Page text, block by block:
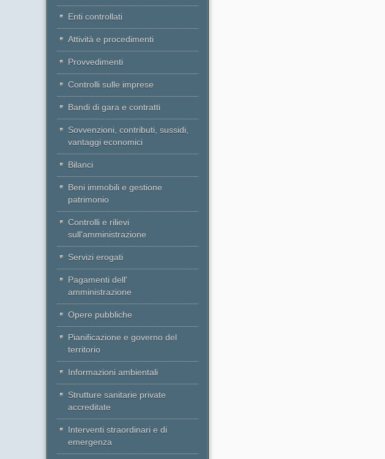
Enti controllati
Attività e procedimenti
Provvedimenti
Controlli sulle imprese
Bandi di gara e contratti
Sovvenzioni, contributi, sussidi,
vantaggi economici
Bilanci
Beni immobili e gestione
patrimonio
Controlli e rilievi
sull'amministrazione
Servizi erogati
Pagamenti dell'
amministrazione
Opere pubbliche
Pianificazione e governo del
territorio
Informazioni ambientali
Strutture sanitarie private
accreditate
Interventi straordinari e di
emergenza